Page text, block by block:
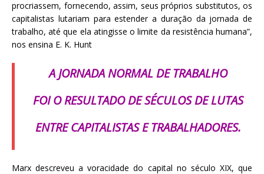
procriassem, fornecendo, assim, seus próprios substitutos, os
capitalistas lutariam para estender a duração da jornada de
trabalho, até que ela atingisse o limite da resistência humana”,
nos ensina E. K. Hunt
A JORNADA NORMAL DE TRABALHO
FOI O RESULTADO DE SÉCULOS DE LUTAS
ENTRE CAPITALISTAS E TRABALHADORES.
Marx descreveu a voracidade do capital no século XIX, que